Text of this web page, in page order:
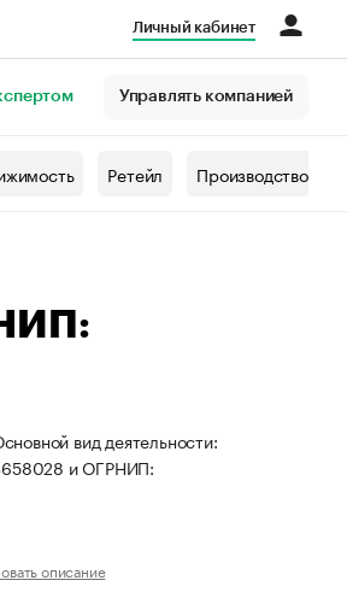
Личный кабинет
Управлять компанией
Ретейл Производство
вид деятельности:
и ОГРНИП:
описание